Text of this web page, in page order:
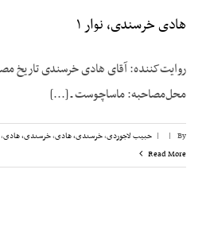
هادی خرسندی، نوار ۱
محل‌مصاحبه: ماساچوست ـ [...]
By
|
| حبیب لاجوردی,خرسندی، هادی,خرسندی، هادی,
Read More